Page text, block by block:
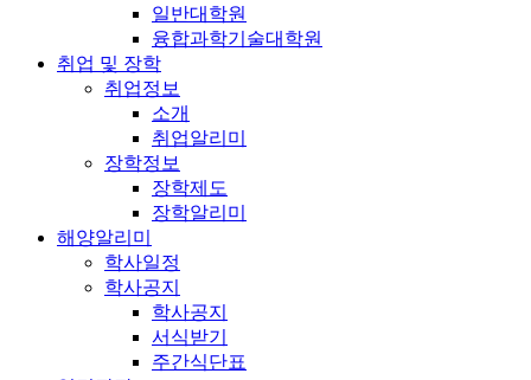
일반대학원
융합과학기술대학원
취업 및 장학
취업정보
소개
취업알리미
장학정보
장학제도
장학알리미
해양알리미
학사일정
학사공지
학사공지
서식받기
주간식단표